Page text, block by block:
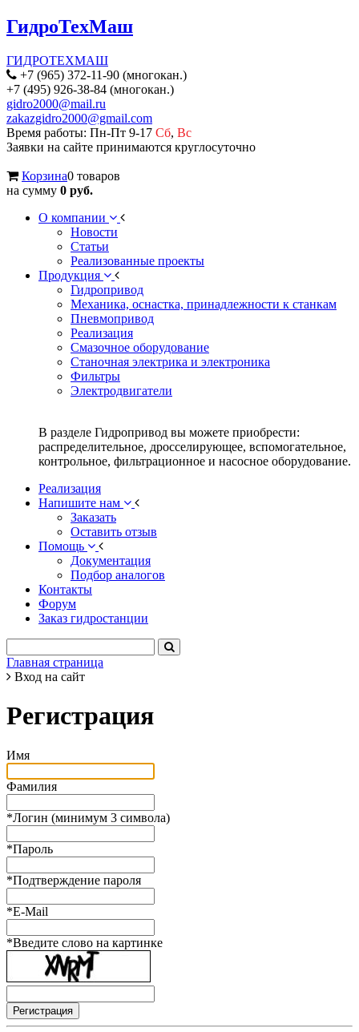
ГидроТехМаш
ГИДРОТЕХМАШ
+7 (965) 372-11-90 (многокан.)
+7 (495) 926-38-84 (многокан.)
gidro2000@mail.ru
zakazgidro2000@gmail.com
Время работы: Пн-Пт 9-17 Сб, Вс
Заявки на сайте принимаются круглосуточно
Корзина0 товаров
на сумму 0 руб.
О компании
Новости
Статьи
Реализованные проекты
Продукция
Гидропривод
Механика, оснастка, принадлежности к станкам
Пневмопривод
Реализация
Смазочное оборудование
Станочная электрика и электроника
Фильтры
Электродвигатели
В разделе Гидропривод вы можете приобрести:
распределительное, дросселирующее, вспомогательное,
контрольное, фильтрационное и насосное оборудование.
Реализация
Напишите нам
Заказать
Оставить отзыв
Помощь
Документация
Подбор аналогов
Контакты
Форум
Заказ гидростанции
Главная страница
Вход на сайт
Регистрация
Имя
Фамилия
*Логин (минимум 3 символа)
*Пароль
*Подтверждение пароля
*E-Mail
*Введите слово на картинке